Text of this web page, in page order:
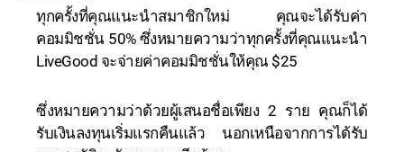
ทุกครั้งที่คุณแนะนำสมาชิกใหม่ คุณจะได้รับค่า
คอมมิชชั่น 50% ซึ่งหมายความว่าทุกครั้งที่คุณแนะนำ
LiveGood จะจ่ายค่าคอมมิชชั่นให้คุณ $25
ซึ่งหมายความว่าด้วยผู้เสนอชื่อเพียง 2 ราย คุณก็ได้
รับเงินลงทุนเริ่มแรกคืนแล้ว นอกเหนือจากการได้รับ